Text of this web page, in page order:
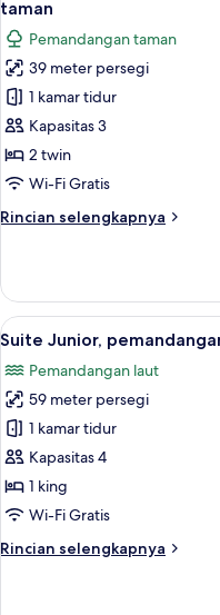
Tidur
Twin,
pemandangan
laut
foto
untuk
Kamar
Twin
Deluks,
2
Tempat
Twin,
taman
Pemandangan taman
39 meter persegi
1 kamar tidur
Kapasitas 3
2 twin
Wi-Fi Gratis
Rincian selengkapnya
Rincian
Kamar
Twin
Deluks,
Tempat
Tidur
Twin,
pemandangan
taman
Lihat
semua
foto
untuk
Suite
Junior,
pemandangan
laut
12
Suite Junior,
Pemandangan laut
59 meter persegi
1 kamar tidur
Kapasitas 4
1 king
Wi-Fi Gratis
Rincian selengkapnya
Rincian